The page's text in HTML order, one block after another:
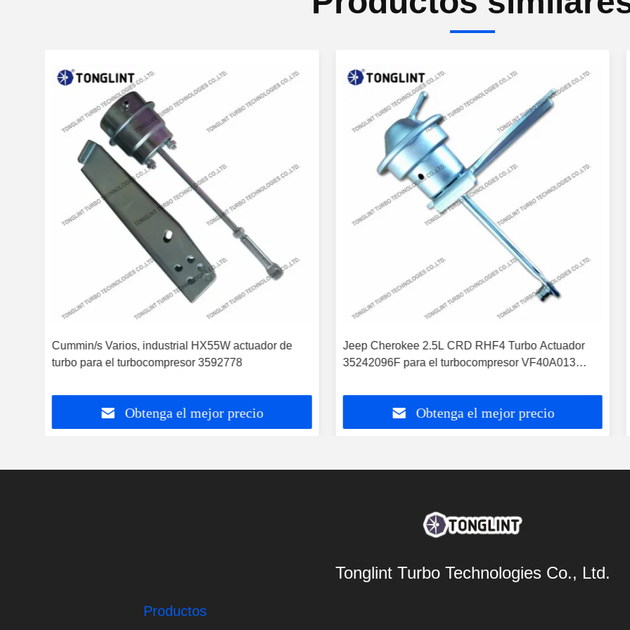
Cummin/s Varios, industrial HX55W actuador de
turbo para el turbocompresor 3592778
Obtenga el mejor precio
Jeep Cherokee 2.5L CRD RHF4 Turbo Actuador
35242096F para el turbocompresor VF40A013
Obtenga el mejor precio
Tonglint Turbo Technologies Co., Ltd.
Productos